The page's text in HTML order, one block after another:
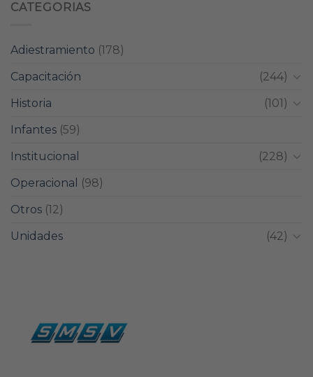
CATEGORIAS
Adiestramiento (178)
Capacitación
(244)
Historia
(101)
Infantes (59)
Institucional
(228)
Operacional
(98)
Otros (12)
Unidades
(42)